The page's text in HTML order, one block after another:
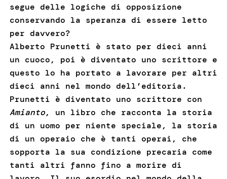
segue delle logiche di opposizione
conservando la speranza di essere letto
per davvero?
Alberto Prunetti è stato per dieci anni
un cuoco, poi è diventato uno scrittore e
questo lo ha portato a lavorare per altri
dieci anni nel mondo dell’editoria.
Prunetti è diventato uno scrittore con
Amianto, un libro che racconta la storia
di un uomo per niente speciale, la storia
di un operaio che è tanti operai, che
sopporta la sua condizione precaria come
tanti altri fanno fino a morire di